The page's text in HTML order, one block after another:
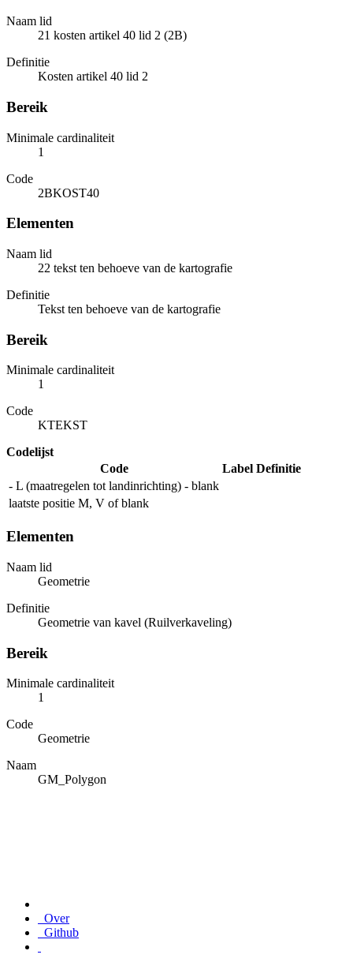
Naam lid
21 kosten artikel 40 lid 2 (2B)
Definitie
Kosten artikel 40 lid 2
Bereik
Minimale cardinaliteit
1
Code
2BKOST40
Elementen
Naam lid
22 tekst ten behoeve van de kartografie
Definitie
Tekst ten behoeve van de kartografie
Bereik
Minimale cardinaliteit
1
Code
KTEKST
Codelijst
Code
Label Definitie
- L (maatregelen tot landinrichting) - blank
laatste positie M, V of blank
Elementen
Naam lid
Geometrie
Definitie
Geometrie van kavel (Ruilverkaveling)
Bereik
Minimale cardinaliteit
1
Code
Geometrie
Naam
GM_Polygon
Over
Github